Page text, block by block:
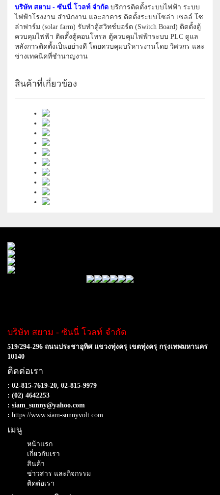
บริษัท สยาม - ซันนี่ โวลท์ จำกัด บริการติดตั้งระบบไฟฟ้า ระบบ
ไฟฟ้าโรงงาน สำนักงาน และอาคาร ติดตั้งระบบโซล่า เซลล์ โซ
ล่าฟาร์ม (solar farm) รับทำตู้สวิทช์บอร์ด (Switch Board) ติดตั้งตู้
ควบคุมไฟฟ้า ติดตั้งตู้คอนโทรล ตู้ควบคุมไฟฟ้าระบบ PLC ดูแล
หลังการติดตั้งเป็นอย่างดี โดยควบคุมบริหารงานโดย วิศวกร และ
ช่างเทคนิคที่ชำนาญงาน
สินค้าที่เกี่ยวข้อง
บริษัท สยาม - ซันนี่ โวลท์ จำกัด
519/294-296 ถนนประชาอุทิศ แขวงทุ่งครุ เขตทุ่งครุ กรุงเทพมหานคร
10140
ติดต่อเรา
: 02-815-7619-20, 02-815-9979
: (02) 4642253
: siam_sunny@yahoo.com
: https://www.siam-sunnyvolt.com
เมนู
หน้าแรก
เกี่ยวกับเรา
สินค้า
ข่าวสาร และกิจกรรม
ติดต่อเรา